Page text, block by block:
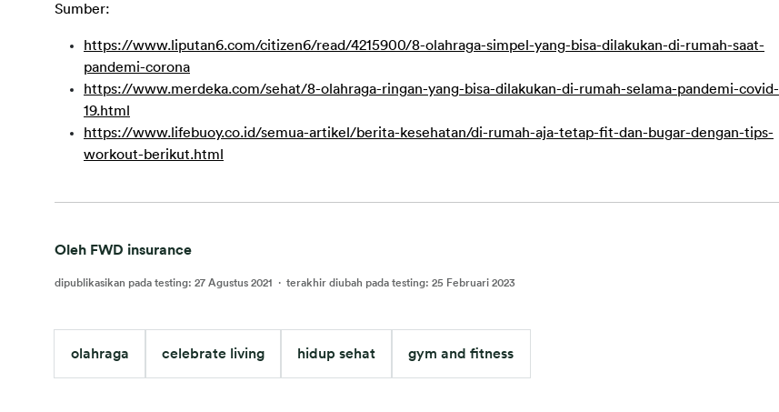
Sumber:
https://www.liputan6.com/citizen6/read/4215900/8-olahraga-simpel-yang-bisa-dilakukan-di-rumah-saat-
pandemi-corona
https://www.merdeka.com/sehat/8-olahraga-ringan-yang-bisa-dilakukan-di-rumah-selama-pandemi-covid-
19.html
https://www.lifebuoy.co.id/semua-artikel/berita-kesehatan/di-rumah-aja-tetap-fit-dan-bugar-dengan-tips-
workout-berikut.html
Oleh FWD insurance
dipublikasikan pada testing: 27 Agustus 2021 · terakhir diubah pada testing: 25 Februari 2023
olahraga celebrate living hidup sehat gym and fitness